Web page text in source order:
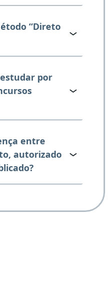
“Direto
por
entre
autorizado